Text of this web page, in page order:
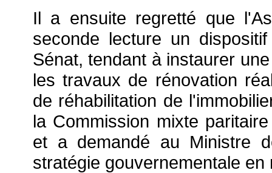
Il a ensuite regretté que
seconde lecture un
Sénat, tendant à instaurer
les travaux de rénovation
de réhabilitation de
la Commission mixte
et a demandé au Ministre
stratégie gouvernementale en